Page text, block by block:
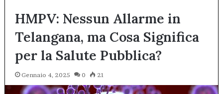
HMPV: Nessun Allarme in
Telangana, ma Cosa Significa
per la Salute Pubblica?
Gennaio 4, 2025 0 21